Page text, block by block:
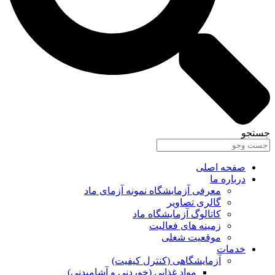
اصلی
معرفی آزمایشگاه نمونه آزمای ماد
گالری تصاویر
کاتالوگ آزمایشگاه ماد
زمینه های فعالیت
موقعیت شغلی
آزمایشگاهی (کنترل کیفیت)
مواد غذایی (خوردنی و آشامیدنی)